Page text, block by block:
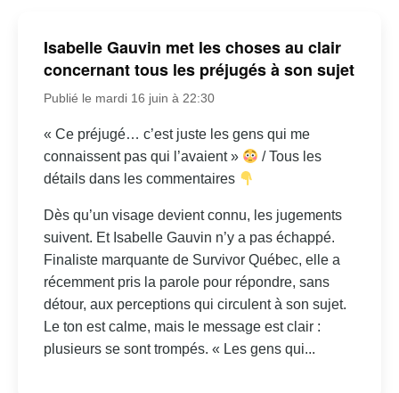
Isabelle Gauvin met les choses au clair
concernant tous les préjugés à son sujet
Publié le mardi 16 juin à 22:30
« Ce préjugé… c’est juste les gens qui me
connaissent pas qui l’avaient »
/ Tous les
détails dans les commentaires
Dès qu’un visage devient connu, les jugements
suivent. Et Isabelle Gauvin n’y a pas échappé.
Finaliste marquante de Survivor Québec, elle a
récemment pris la parole pour répondre, sans
détour, aux perceptions qui circulent à son sujet.
Le ton est calme, mais le message est clair :
plusieurs se sont trompés. « Les gens qui...